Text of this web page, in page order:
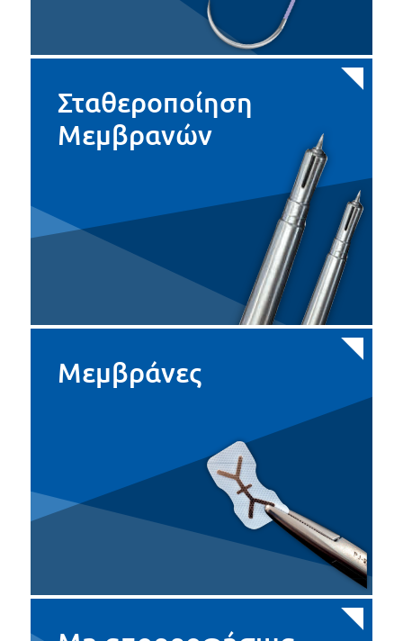
Σταθεροποίηση
Μεμβρανών
Μεμβράνες